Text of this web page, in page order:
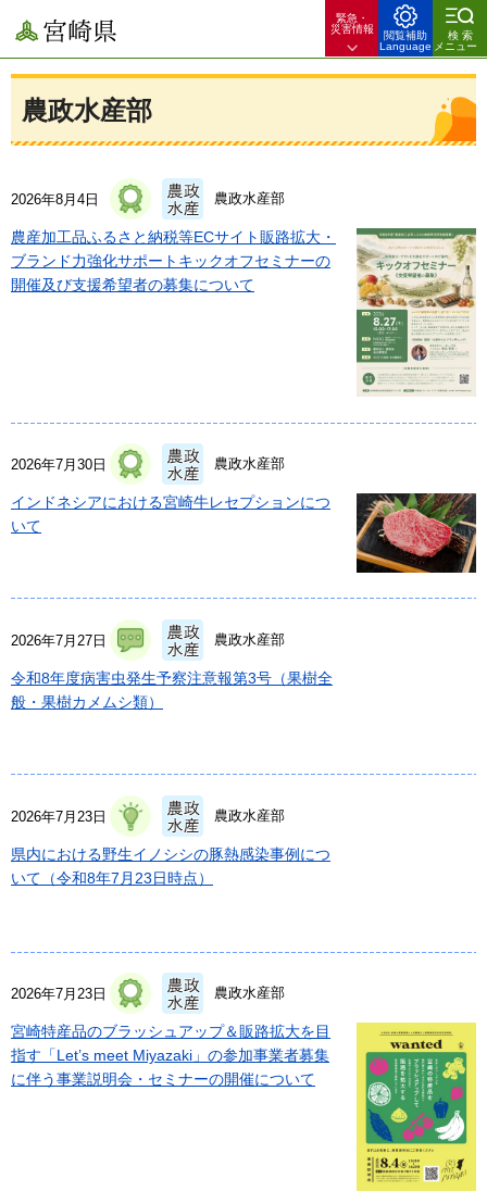
宮崎県
緊急・
災害情報
閲覧補助
Language
検索
メニュー
農政水産部
2026年8月4日 農政水産部
農産加工品ふるさと納税等ECサイト販路拡大・
ブランド力強化サポートキックオフセミナーの
開催及び支援希望者の募集について
2026年7月30日 農政水産部
インドネシアにおける宮崎牛レセプションにつ
いて
2026年7月27日 農政水産部
令和8年度病害虫発生予察注意報第3号（果樹全
般・果樹カメムシ類）
2026年7月23日 農政水産部
県内における野生イノシシの豚熱感染事例につ
いて（令和8年7月23日時点）
2026年7月23日 農政水産部
宮崎特産品のブラッシュアップ＆販路拡大を目
指す「Let’s meet Miyazaki」の参加事業者募集
に伴う事業説明会・セミナーの開催について